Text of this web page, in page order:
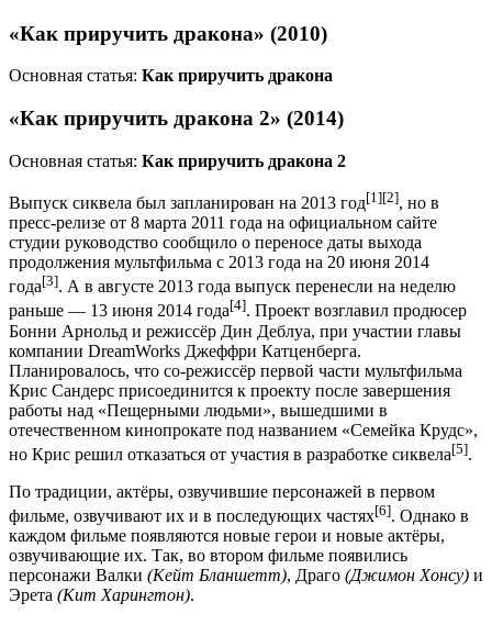
«Как приручить дракона» (2010)
Основная статья: Как приручить дракона
«Как приручить дракона 2» (2014)
Основная статья: Как приручить дракона 2
Выпуск сиквела был запланирован на 2013 год[1][2], но в
пресс-релизе от 8 марта 2011 года на официальном сайте
студии руководство сообщило о переносе даты выхода
продолжения мультфильма с 2013 года на 20 июня 2014
года[3]. А в августе 2013 года выпуск перенесли на неделю
раньше — 13 июня 2014 года[4]. Проект возглавил продюсер
Бонни Арнольд и режиссёр Дин Деблуа, при участии главы
компании DreamWorks Джеффри Катценберга.
Планировалось, что со-режиссёр первой части мультфильма
Крис Сандерс присоединится к проекту после завершения
работы над «Пещерными людьми», вышедшими в
отечественном кинопрокате под названием «Семейка Крудс»,
но Крис решил отказаться от участия в разработке сиквела[5].
По традиции, актёры, озвучившие персонажей в первом
фильме, озвучивают их и в последующих частях[6]. Однако в
каждом фильме появляются новые герои и новые актёры,
озвучивающие их. Так, во втором фильме появились
персонажи Валки (Кейт Бланшетт), Драго (Джимон Хонсу) и
Эрета (Кит Харингтон).